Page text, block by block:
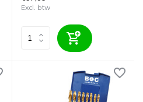
Excl. btw